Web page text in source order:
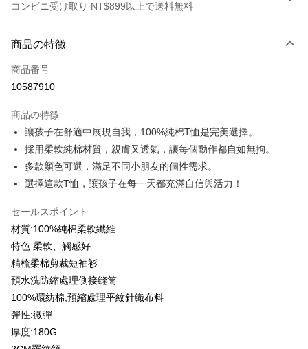
コンビニ受け取り NT$899以上で送料無料
クレジットカード1回払い
クレジットカード分割払い
合作金庫商業銀行
華南商業銀行
彰化商業銀行
上海商業儲蓄銀行
台北富邦商業銀行
国泰世華商業銀行
兆豐國際商業銀行
台湾中小企業銀行
台中商業銀行
聯邦商業銀行
玉山商業銀行
台新國際商業銀行
台湾楽天クレジットカード会社
6回払い、金利0、毎回
華南商業銀行
彰化商業銀行
上海商業儲蓄銀行
台北富邦商業銀行
国泰世華商業銀行
兆豐國際商業銀行
HSBC(台湾)商業銀行
聯邦商業銀行
元大商業銀行
台新國際商業銀行
台湾楽天クレジットカード会社
12回払い、金利0、毎回NT$24 21行の銀行
合作金庫商業銀行
第一商業銀行
上海商業儲蓄銀行
台北富邦商業銀行
台湾中小企業銀行
HSBC(台湾)商業銀行
聯邦商業銀行
元大商業銀行
玉山商業銀行
台湾楽天クレジットカード会社
コンビニ店頭代金引換
LINE Pay
Apple Pay
JKOPAY
Easy Wallet
Google Pay
Plus Pay
OP Pay Later
商品の特徴
商品番号
10587910
商品の特徴
讓孩子在舒適中展現自我，100%純棉T恤是完美選擇。
採用柔軟純棉材質，親膚又透氣，讓每個動作都自如無拘。
多款顏色可選，滿足不同小朋友的個性需求。
選擇這款T恤，讓孩子在每一天都充滿自信與活力！
セールスポイント
材質:100%純棉柔軟纖維
特色:柔軟、觸感好
精梳柔棉剪裁短袖衫
預水洗防縮處理側接縫筒
100%環紡棉,預縮處理平紋針織布料
彈性:微彈
厚度:180G